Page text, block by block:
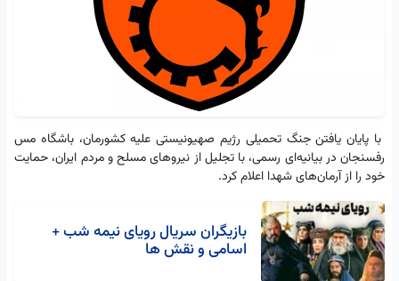
با پایان یافتن جنگ تحمیلی رژیم صهیونیستی علیه کشورمان، باشگاه مس
رفسنجان در بیانیه‌ای رسمی، با تجلیل از نیروهای مسلح و مردم ایران، حمایت
خود را از آرمان‌های شهدا اعلام کرد.
بازیگران سریال رویای نیمه شب +
اسامی و نقش ها